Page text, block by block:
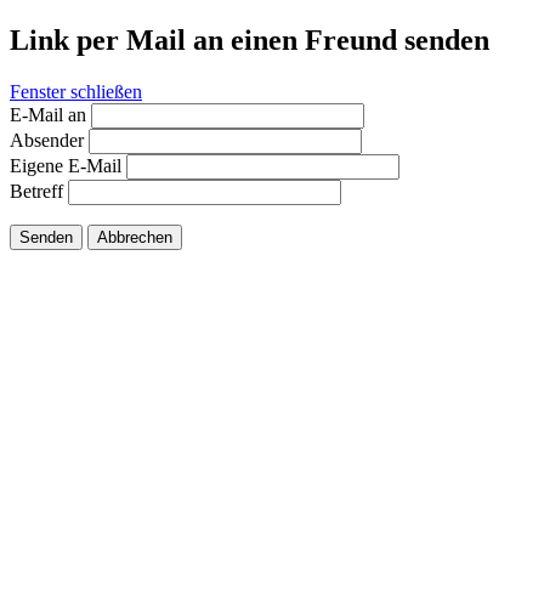
Link per Mail an einen Freund senden
Fenster schließen
E-Mail an
Absender
Eigene E-Mail
Betreff
Senden Abbrechen